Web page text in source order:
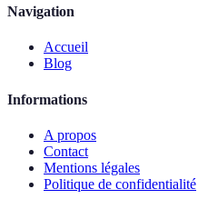
Navigation
Accueil
Blog
Informations
A propos
Contact
Mentions légales
Politique de confidentialité